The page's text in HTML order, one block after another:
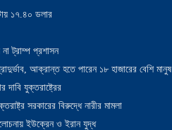
১৭.৪০ ডলার
ট্রাম্প প্রশাসন
আক্রান্ত হতে পারেন ১৮ হাজারের বেশি মানুষ
দাবি যুক্তরাষ্ট্রের
সরকারের বিরুদ্ধে নারীর মামলা
ইউক্রেন ও ইরান যুদ্ধ